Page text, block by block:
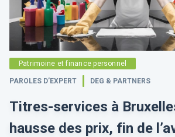
Patrimoine et finance personnel
PAROLES D’EXPERT DEG & PARTNERS
Titres-services à
hausse des prix, fin de